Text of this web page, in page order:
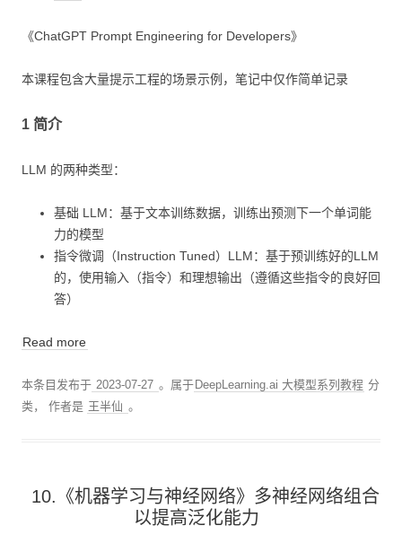
《ChatGPT Prompt Engineering for Developers》
本课程包含大量提示工程的场景示例，笔记中仅作简单记录
1 简介
LLM 的两种类型：
基础 LLM：基于文本训练数据，训练出预测下一个单词能
力的模型
指令微调（Instruction Tuned）LLM：基于预训练好的LLM
的，使用输入（指令）和理想输出（遵循这些指令的良好回
答）
Read more
本条目发布于 2023-07-27 。属于 DeepLearning.ai 大模型系列教程 分
类， 作者是 王半仙 。
10.《机器学习与神经网络》多神经网络组合
以提高泛化能力